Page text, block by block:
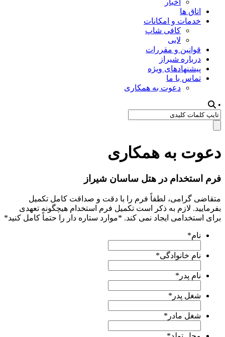
اخبار
اتاق ها
خدمات و امکانات
کافی شاپ
لابی
قوانین و مقررات
درباره شیراز
پیشنهادهای ویژه
تماس با ما
دعوت به همکاری
به همکاری
استخدام در هتل ساسان شیراز
گرامی، لطفاً فرم را با دقت و صداقت کامل تکمیل
لازم به ذکر است تکمیل فرم استخدام هیچگونه تعهدی
استخدامی ایجاد نمی کند. *موارد ستاره دار را حتماً کامل کنید*
نام*
نام خانوادگی*
نام پدر*
شغل پدر*
شغل مادر*